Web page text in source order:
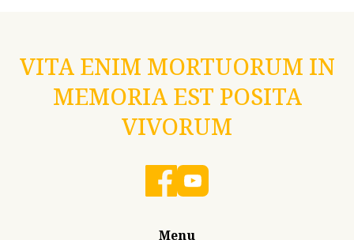
VITA ENIM MORTUORUM IN
MEMORIA EST POSITA
VIVORUM
Menu